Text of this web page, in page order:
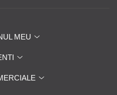
MEU